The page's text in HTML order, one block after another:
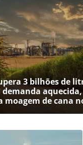
3 bilhões de
demanda
moagem de cana